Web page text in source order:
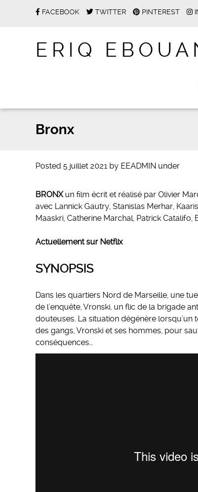
FACEBOOK TWITTER PINTEREST
ERIQ
Bronx
Posted 5 juillet 2021 by EEADMIN under
BRONX un film écrit et réalisé par Olivier
avec Lannick Gautry, Stanislas Merhar,
Maaskri, Catherine Marchal, Patrick Catalifo,
Actuellement sur Netflix
SYNOPSIS
Dans les quartiers Nord de Marseille, une
de l’enquête, Vronski, un flic de la brigade
douteuses. La situation dégénère
des gangs, Vronski et ses hommes, pour
conséquences…